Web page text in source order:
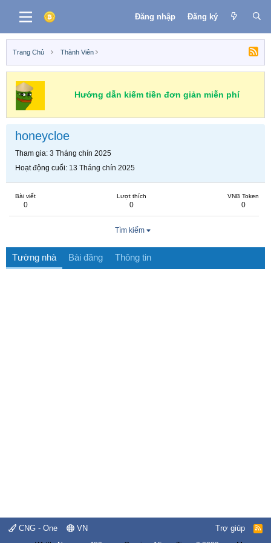
Đăng nhập Đăng ký
Trang Chủ Thành Viên
Hướng dẫn kiếm tiền đơn giản miễn phí
honeycloe
Tham gia 3 Tháng chín 2025
Hoạt động cuối 13 Tháng chín 2025
Bài viết
0
Lượt thích
0
VNB Token
0
Tìm kiếm
Tường nhà Bài đăng Thông tin
CNG - One VN Trợ giúp
R